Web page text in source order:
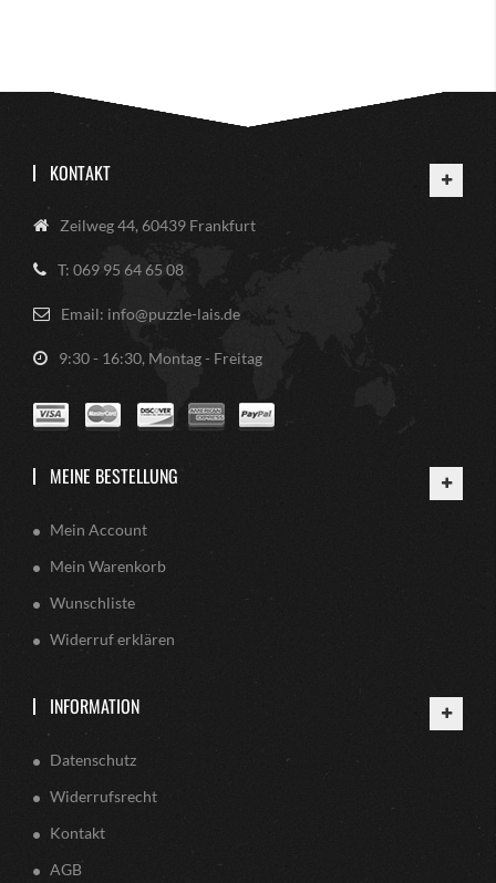
KONTAKT
Zeilweg 44, 60439 Frankfurt
T: 069 95 64 65 08
Email: info@puzzle-lais.de
9:30 - 16:30, Montag - Freitag
MEINE BESTELLUNG
Mein Account
Mein Warenkorb
Wunschliste
Widerruf erklären
INFORMATION
Datenschutz
Widerrufsrecht
Kontakt
AGB